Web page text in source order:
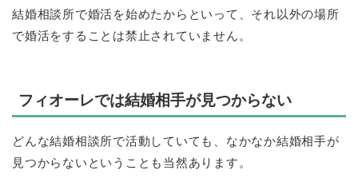
結婚相談所で婚活を始めたからといって、それ以外の場所
で婚活をすることは禁止されていません。
フィオーレでは結婚相手が見つからない
どんな結婚相談所で活動していても、なかなか結婚相手が
見つからないということも当然あります。